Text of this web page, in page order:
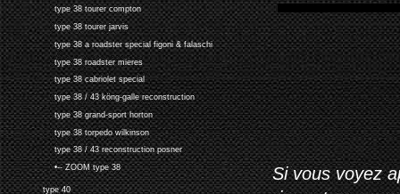
type 38 tourer compton
type 38 tourer jarvis
type 38 a roadster special figoni & falaschi
type 38 roadster mieres
type 38 cabriolet special
type 38 / 43 köng-galle reconstruction
type 38 grand-sport horton
type 38 torpedo wilkinson
type 38 / 43 reconstruction posner
•-- ZOOM type 38
type 40
Si vous voyez